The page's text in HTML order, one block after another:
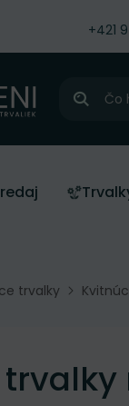
+421
Hľadať
trvalky